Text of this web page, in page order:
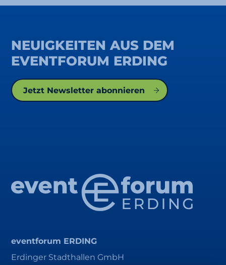
NEUIGKEITEN AUS DEM
EVENTFORUM ERDING
Jetzt Newsletter abonnieren
eventforum ERDING
Erdinger Stadthallen GmbH